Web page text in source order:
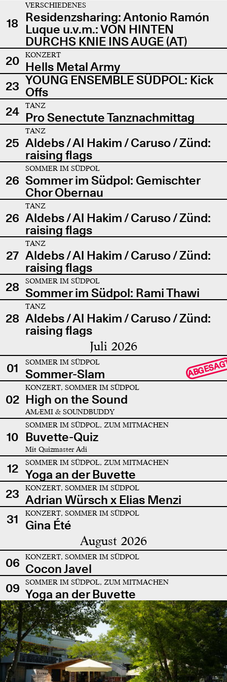
18
VERSCHIEDENES
Residenzsharing: Antonio Ramón
Luque u.v.m.: VON HINTEN
DURCHS KNIE INS AUGE (AT)
20
KONZERT
Hells Metal Army
23 YOUNG ENSEMBLE SÜDPOL: Kick
Offs
24
TANZ
Pro Senectute Tanznachmittag
25
TANZ
Aldebs / Al Hakim / Caruso / Zünd:
raising flags
26
SOMMER IM SÜDPOL
Sommer im Südpol: Gemischter
Chor Obernau
26
TANZ
Aldebs / Al Hakim / Caruso / Zünd:
raising flags
27
TANZ
Aldebs / Al Hakim / Caruso / Zünd:
raising flags
28
SOMMER IM SÜDPOL
Sommer im Südpol: Rami Thawi
28
TANZ
Aldebs / Al Hakim / Caruso / Zünd:
raising flags
Juli 2026
01 SOMMER IM SÜDPOL
Sommer-Slam
02
KONZERT, SOMMER IM SÜDPOL
High on the Sound
AMÆMI & SOUNDBUDDY
10
SOMMER IM SÜDPOL, ZUM MITMACHEN
Buvette-Quiz
Mit Quizmaster Adi
12 SOMMER IM SÜDPOL, ZUM MITMACHEN
Yoga an der Buvette
23
KONZERT, SOMMER IM SÜDPOL
Adrian Würsch x Elias Menzi
31
KONZERT, SOMMER IM SÜDPOL
Gina Été
August 2026
06 KONZERT, SOMMER IM SÜDPOL
Cocon Javel
09
SOMMER IM SÜDPOL, ZUM MITMACHEN
Yoga an der Buvette